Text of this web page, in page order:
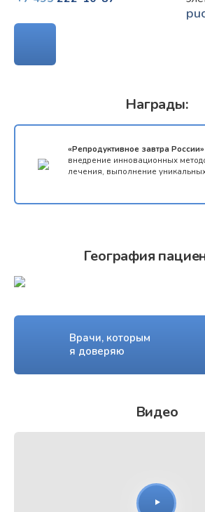
Награды:
«Репродуктивное завтра России»
внедрение инновационных
лечения, выполнение
География
Врачи, которым
я доверяю
Видео